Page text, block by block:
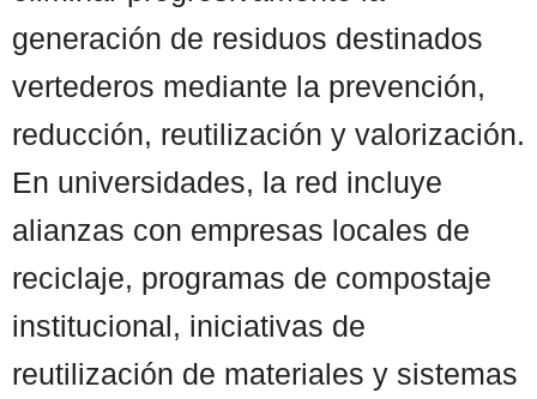
generación de residuos destinados
vertederos mediante la prevención,
reducción, reutilización y valorización.
En universidades, la red incluye
alianzas con empresas locales de
reciclaje, programas de compostaje
institucional, iniciativas de
reutilización de materiales y sistemas